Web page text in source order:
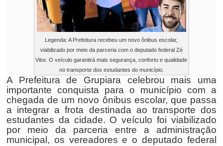
Legenda: A Prefeitura recebeu um novo ônibus escolar,
viabilizado por meio da parceria com o deputado federal Zé
Vitor. O veículo garantirá mais segurança, conforto e qualidade
no transporte dos estudantes do município.
A Prefeitura de Grupiara celebrou mais uma
importante conquista para o município com a
chegada de um novo ônibus escolar, que passa
a integrar a frota destinada ao transporte dos
estudantes da cidade. O veículo foi viabilizado
por meio da parceria entre a administração
municipal, os vereadores e o deputado federal